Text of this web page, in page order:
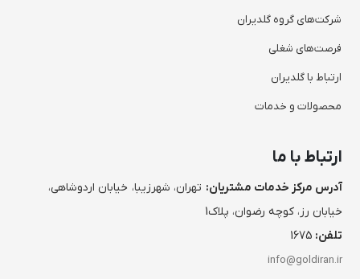
شرکت‌های گروه گلدیران
فرصت‌های شغلی
ارتباط با گلدیران
محصولات و خدمات
ارتباط با ما
آدرس مرکز خدمات مشتریان: تهران، شهرزیبا، خیابان اردوشاهی،
خیابان رز، کوچه رضوان، پلاک1
تلفن: 1675
info@goldiran.ir